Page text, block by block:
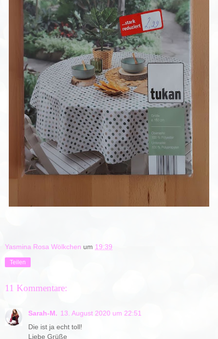
Yasmina Rosa Wölkchen um 19:39
Teilen
11 Kommentare:
Sarah-M. 13. August 2020 um 22:51
Die ist ja echt toll!
Liebe Grüße